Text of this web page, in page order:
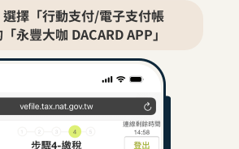
擇「行動支付/電子支付帳
永豐大咖 DACARD APP」